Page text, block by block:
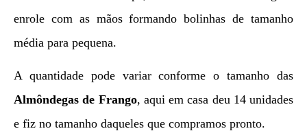
enrole com as mãos formando bolinhas de tamanho
média para pequena.
A quantidade pode variar conforme o tamanho das
Almôndegas de Frango, aqui em casa deu 14 unidades
e fiz no tamanho daqueles que compramos pronto.